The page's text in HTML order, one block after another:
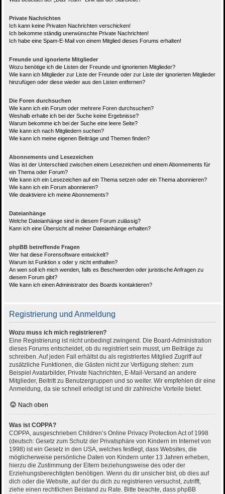
Private Nachrichten
Ich kann keine Privaten Nachrichten verschicken!
Ich bekomme ständig unerwünschte Private Nachrichten!
Ich habe eine Spam-E-Mail von einem Mitglied dieses Forums erhalten!
Freunde und ignorierte Mitglieder
Wozu benötige ich die Listen der Freunde und ignorierten Mitglieder?
Wie kann ich Mitglieder zur Liste der Freunde oder zur Liste der ignorierten Mitglieder
hinzufügen oder diese wieder aus den Listen entfernen?
Die Foren durchsuchen
Wie kann ich ein Forum oder mehrere Foren durchsuchen?
Weshalb erhalte ich bei der Suche keine Ergebnisse?
Warum bekomme ich bei der Suche eine leere Seite?
Wie kann ich nach Mitgliedern suchen?
Wie kann ich meine eigenen Beiträge und Themen finden?
Abonnements und Lesezeichen
Was ist der Unterschied zwischen einem Lesezeichen und einem Abonnements für
ein Thema oder Forum?
Wie kann ich ein Lesezeichen auf ein Thema setzen oder ein Thema abonnieren?
Wie kann ich ein Forum abonnieren?
Wie deaktiviere ich meine Abonnements?
Dateianhänge
Welche Dateianhänge sind in diesem Forum zulässig?
Kann ich eine Übersicht all meiner Dateianhänge erhalten?
phpBB betreffende Fragen
Wer hat diese Forensoftware entwickelt?
Warum ist Funktion x oder y nicht enthalten?
An wen soll ich mich wenden, falls es Beschwerden oder juristische Anfragen zu
diesem Forum gibt?
Wie kann ich einen Administrator des Boards kontaktieren?
Registrierung und Anmeldung
Wozu muss ich mich registrieren?
Eine Registrierung ist nicht unbedingt zwingend. Die Board-Administration
dieses Forums entscheidet, ob du registriert sein musst, um Beiträge zu
schreiben. Auf jeden Fall erhältst du als registriertes Mitglied Zugriff auf
zusätzliche Funktionen, die Gästen nicht zur Verfügung stehen: zum
Beispiel Avatarbilder, Private Nachrichten, E-Mail-Versand an andere
Mitglieder, Beitritt zu Benutzergruppen und so weiter. Wir empfehlen dir eine
Anmeldung, da sie schnell erledigt ist und dir zahlreiche Vorteile bietet.
Nach oben
Was ist COPPA?
COPPA, ausgeschrieben Children’s Online Privacy Protection Act of 1998
(deutsch: Gesetz zum Schutz der Privatsphäre von Kindern im Internet von
1998) ist ein Gesetz in den USA, welches festlegt, dass Websites, die
möglicherweise persönliche Daten von Kindern unter 13 Jahren erheben,
hierzu die Zustimmung der Eltern beziehungsweise des oder der
Erziehungsberechtigten benötigen. Wenn du dir unsicher bist, ob dies auf
dich oder die Website, auf der du dich zu registrieren versuchst, zutrifft,
ziehe einen rechtlichen Beistand zu Rate. Bitte beachte, dass phpBB